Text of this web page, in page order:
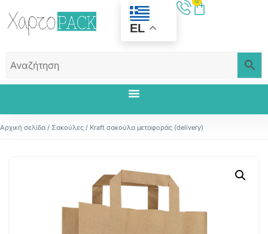
EL
Αρχική σελίδα / Σακούλες / Kraft σακούλα μεταφοράς (delivery)